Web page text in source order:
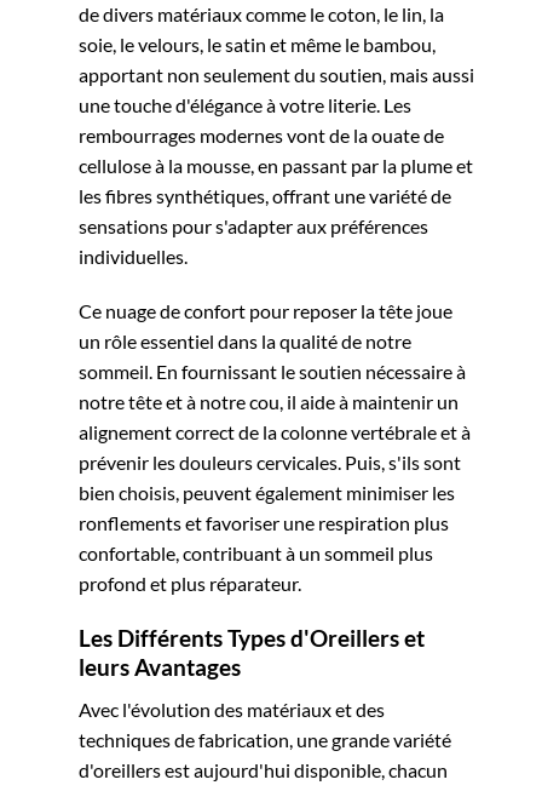
de divers matériaux comme le coton, le lin, la
soie, le velours, le satin et même le bambou,
apportant non seulement du soutien, mais aussi
une touche d'élégance à votre literie. Les
rembourrages modernes vont de la ouate de
cellulose à la mousse, en passant par la plume et
les fibres synthétiques, offrant une variété de
sensations pour s'adapter aux préférences
individuelles.
Ce nuage de confort pour reposer la tête joue
un rôle essentiel dans la qualité de notre
sommeil. En fournissant le soutien nécessaire à
notre tête et à notre cou, il aide à maintenir un
alignement correct de la colonne vertébrale et à
prévenir les douleurs cervicales. Puis, s'ils sont
bien choisis, peuvent également minimiser les
ronflements et favoriser une respiration plus
confortable, contribuant à un sommeil plus
profond et plus réparateur.
Les Différents Types d'Oreillers et
leurs Avantages
Avec l'évolution des matériaux et des
techniques de fabrication, une grande variété
d'oreillers est aujourd'hui disponible, chacun